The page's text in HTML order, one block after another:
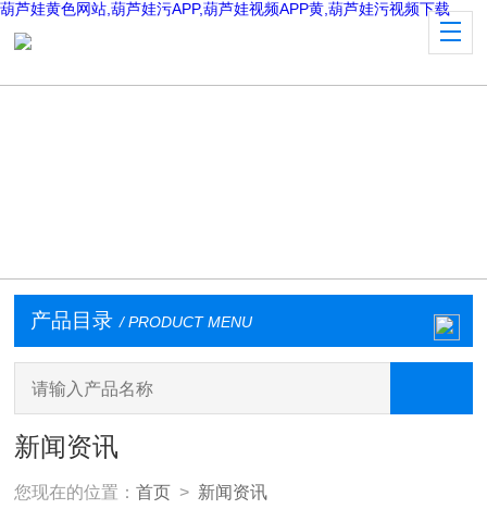
葫芦娃黄色网站,葫芦娃污APP,葫芦娃视频APP黄,葫芦娃污视频下载
产品目录 / PRODUCT MENU
新闻资讯
您现在的位置：首页 > 新闻资讯